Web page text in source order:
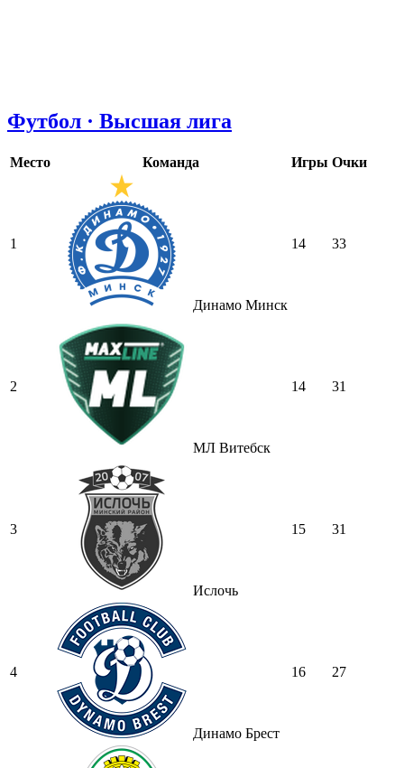
Футбол · Высшая лига
Место Команда Игры Очки
1
Динамо Минск
14 33
2
МЛ Витебск
14 31
3
Ислочь
15 31
4
Динамо Брест
16 27